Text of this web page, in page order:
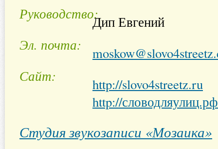
РуководствоДип Евгений
Эл. почта
Сайт
http://slovo4streetz.ru
http://словодляулиц.рф
Студия звукозаписи «Мозаика»